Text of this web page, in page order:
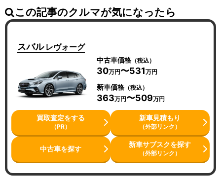
この記事のクルマが気になったら
スバル レヴォーグ
中古車価格（税込）
30万円〜531万円
新車価格（税込）
363万円〜509万円
買取査定をする
（PR）
新車見積もり
（外部リンク）
中古車を探す 新車サブスクを探す
（外部リンク）